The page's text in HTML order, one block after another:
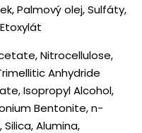
Palmový olej, Sulfáty,
Nitrocellulose,
Anhydride
Isopropyl Alcohol,
Bentonite, n-
Alumina,